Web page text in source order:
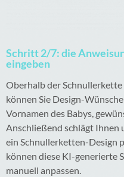
Schritt 2/7: die
eingeben
Oberhalb der Schnullerkette
können Sie Design-
Vornamen des Babys,
Anschließend schlägt Ihnen
ein Schnullerketten-Design
können diese KI-generierte
manuell anpassen.